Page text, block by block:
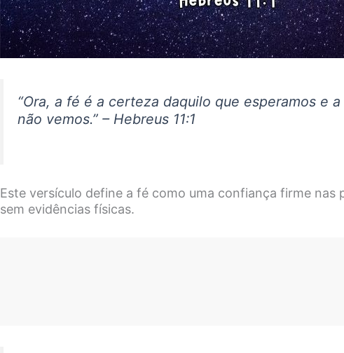
“Ora, a fé é a certeza daquilo que esperamos e
não vemos.” – Hebreus 11:1
Este versículo define a fé como uma confiança firme nas
sem evidências físicas.